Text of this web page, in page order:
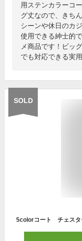
用ステンカラーコ
グ丈なので、きち
シーンや休日のカ
使用できる紳士的
メ商品です！ビッ
でも対応できる実
SOLD